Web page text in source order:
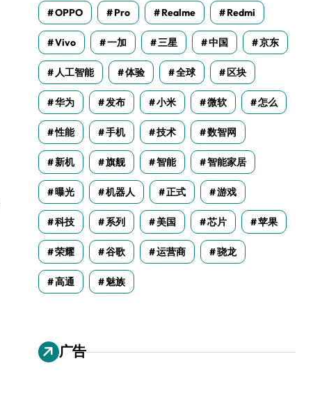
OPPO Pro Realme Redmi
Vivo 一加 三星 中国 京东
人工智能 体验 全球 区块
华为 发布 小米 微软 怎么
性能 手机 技术 数智网
新机 旗舰 智能 智能家居
曝光 机器人 正式 游戏
科技 系列 美国 芯片 苹果
荣耀 谷歌 运营商 骁龙
高通 魅族
广告